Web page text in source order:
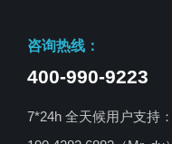
咨询热线：
400-990-9223
7*24h 全天候用户支持：